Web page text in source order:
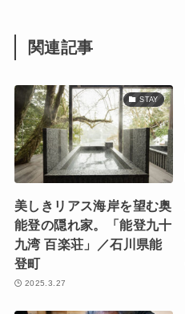
関連記事
STAY
美しきリアス海岸を望む奥
能登の隠れ家。「能登九十
九湾 百楽荘」／石川県能
登町
2025.3.27